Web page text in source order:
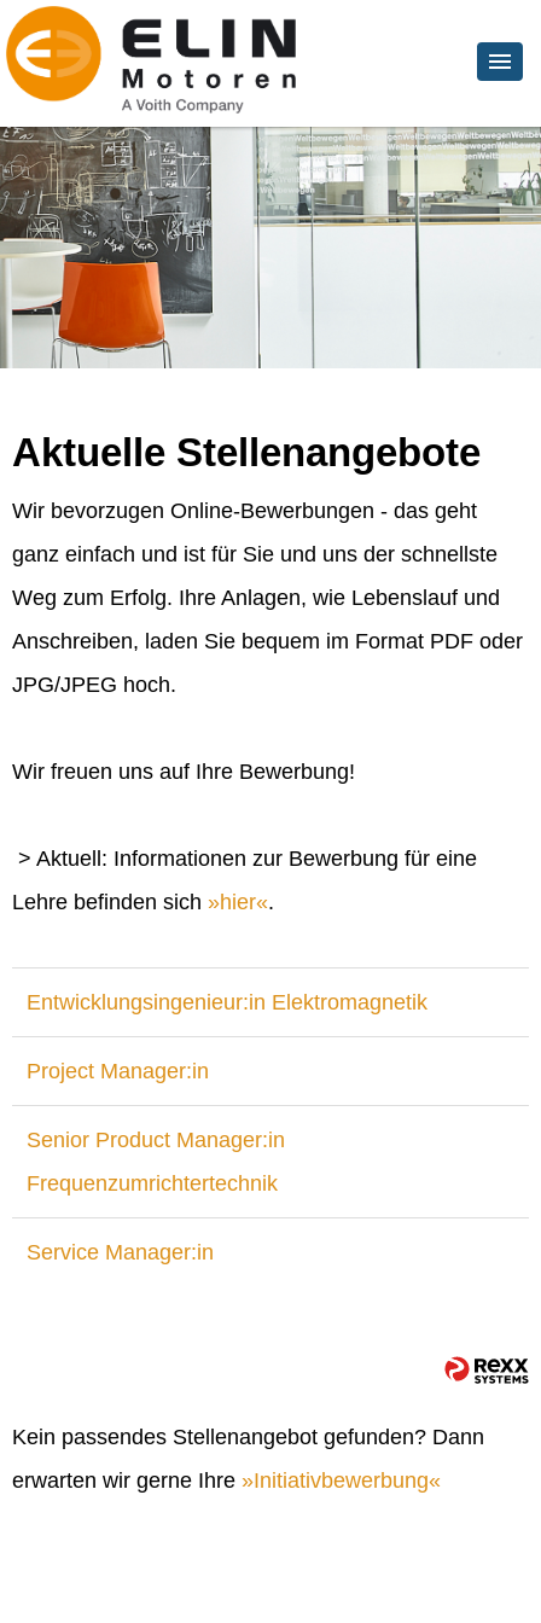
Aktuelle Stellenangebote
Wir bevorzugen Online-Bewerbungen - das geht
ganz einfach und ist für Sie und uns der schnellste
Weg zum Erfolg. Ihre Anlagen, wie Lebenslauf und
Anschreiben, laden Sie bequem im Format PDF oder
JPG/JPEG hoch.
Wir freuen uns auf Ihre Bewerbung!
> Aktuell: Informationen zur Bewerbung für eine
Lehre befinden sich
hier .
Entwicklungsingenieur:in Elektromagnetik
Project Manager:in
Senior Product Manager:in
Frequenzumrichtertechnik
Service Manager:in
Kein passendes Stellenangebot gefunden? Dann
erwarten wir gerne Ihre
Initiativbewerbung